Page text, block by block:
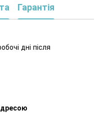
Гарантія
дні після